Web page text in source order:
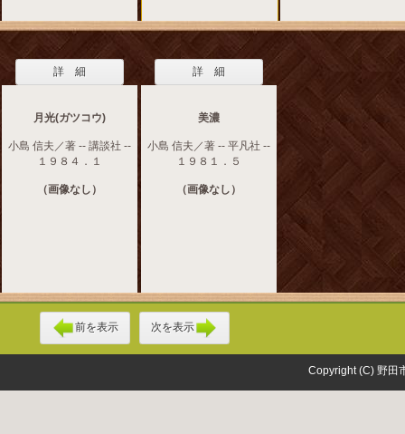
詳 細
月光(ガツコウ)
小島 信夫／著 -- 講談社 --
１９８４．１
（画像なし）
詳 細
美濃
小島 信夫／著 -- 平凡社 --
１９８１．５
（画像なし）
前を表示 次を表示
Copyright (C) 野田